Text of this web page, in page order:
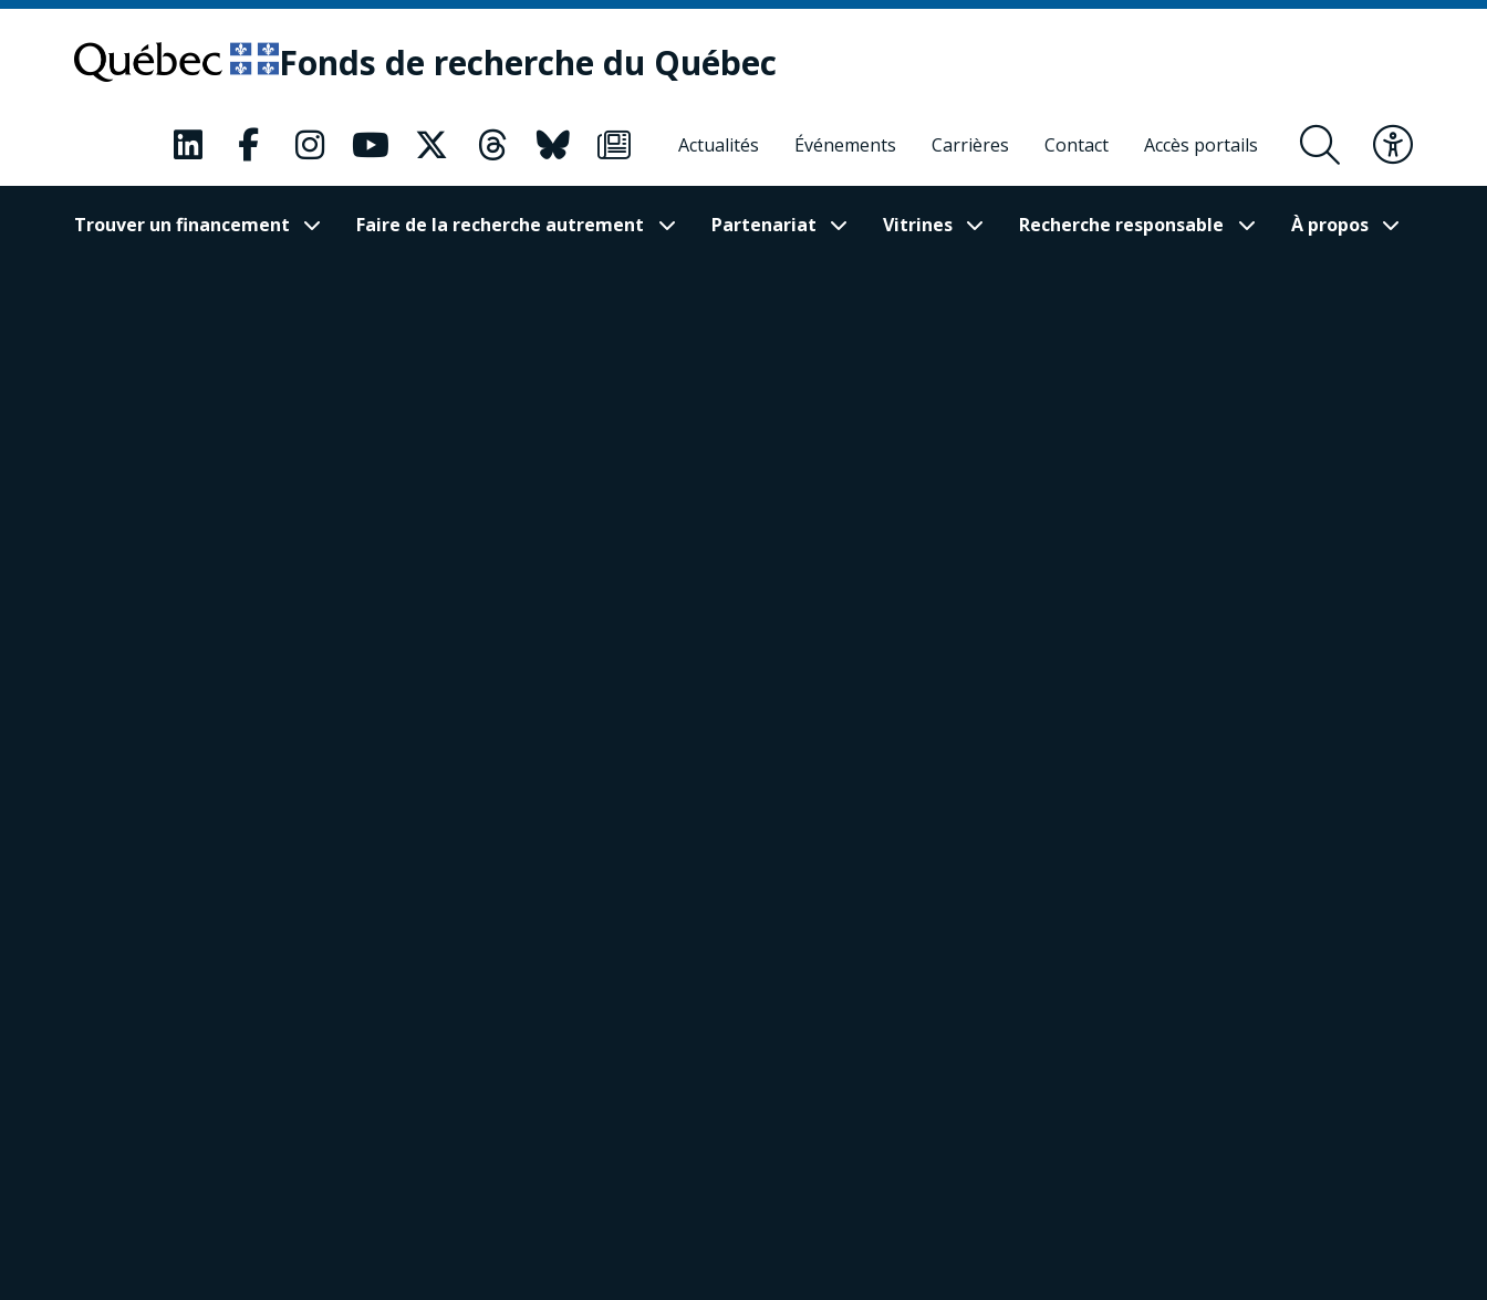
contenu
Fonds de recherche du Québec
Actualités Événements Carrières Contact Accès portails
Trouver un financement Faire de la recherche autrement Partenariat Vitrines Recherche responsable À propos